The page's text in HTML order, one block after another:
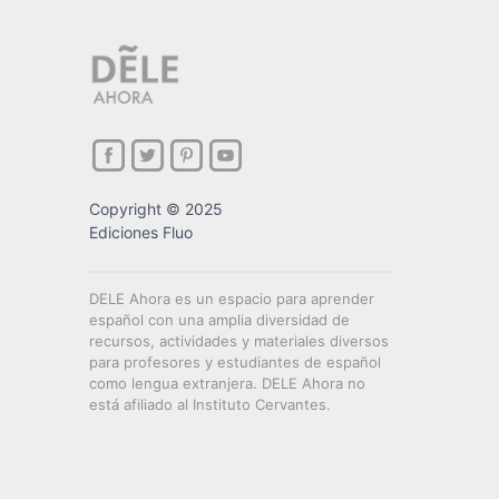
Copyright © 2025
Ediciones Fluo
DELE Ahora es un espacio para aprender
español con una amplia diversidad de
recursos, actividades y materiales diversos
para profesores y estudiantes de español
como lengua extranjera. DELE Ahora no
está afiliado al Instituto Cervantes.